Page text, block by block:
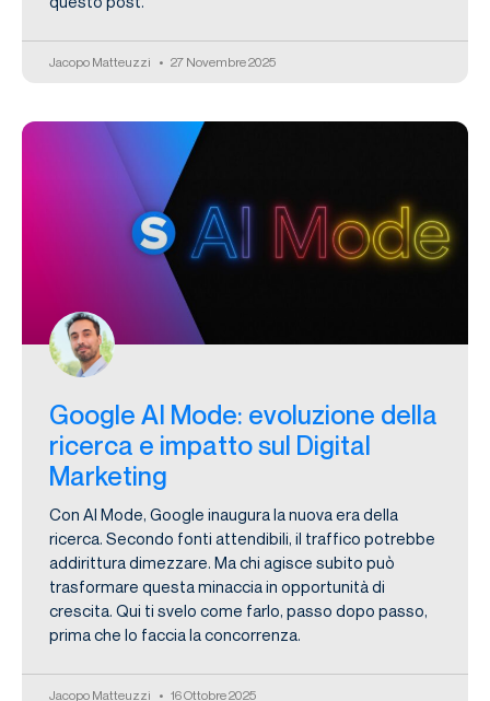
Jacopo Matteuzzi 27 Novembre 2025
Google AI Mode: evoluzione della
ricerca e impatto sul Digital
Marketing
Con AI Mode, Google inaugura la nuova era della
ricerca. Secondo fonti attendibili, il traffico potrebbe
addirittura dimezzare. Ma chi agisce subito può
trasformare questa minaccia in opportunità di
crescita. Qui ti svelo come farlo, passo dopo passo,
prima che lo faccia la concorrenza.
Jacopo Matteuzzi 16 Ottobre 2025